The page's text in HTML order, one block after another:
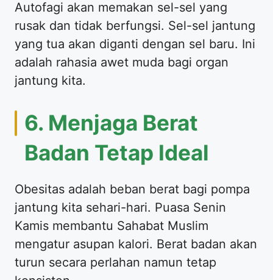
Autofagi akan memakan sel-sel yang
rusak dan tidak berfungsi. Sel-sel jantung
yang tua akan diganti dengan sel baru. Ini
adalah rahasia awet muda bagi organ
jantung kita.
6. Menjaga Berat
Badan Tetap Ideal
Obesitas adalah beban berat bagi pompa
jantung kita sehari-hari. Puasa Senin
Kamis membantu Sahabat Muslim
mengatur asupan kalori. Berat badan akan
turun secara perlahan namun tetap